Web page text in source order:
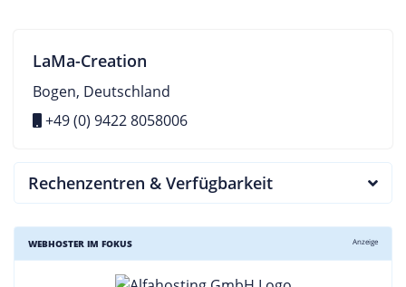
LaMa-Creation
Bogen, Deutschland
+49 (0) 9422 8058006
Rechenzentren & Verfügbarkeit
WEBHOSTER IM FOKUS Anzeige